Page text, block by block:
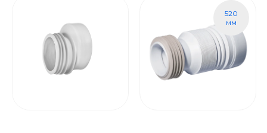
520
мм